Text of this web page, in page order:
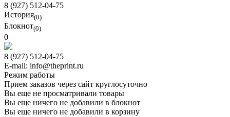
8 (927) 512-04-75
История(0)
Блокнот(0)
0
8 (927) 512-04-75
E-mail: info@theprint.ru
Режим работы
Прием заказов через сайт круглосуточно
Вы еще не просматривали товары
Вы еще ничего не добавили в блокнот
Вы еще ничего не добавили в корзину